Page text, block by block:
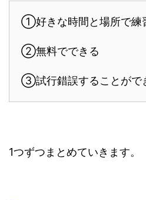
①好きな時間と場所で練
②無料でできる
③試行錯誤することがで
1つずつまとめていきます。